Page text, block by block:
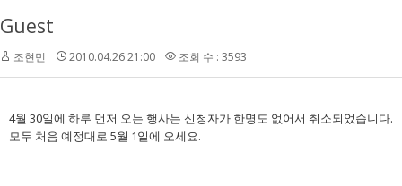
Guest
조현민 2010.04.26 21:00 조회 수 : 3593
4월 30일에 하루 먼저 오는 행사는 신청자가 한명도 없어서 취소되었습니다.
모두 처음 예정대로 5월 1일에 오세요.